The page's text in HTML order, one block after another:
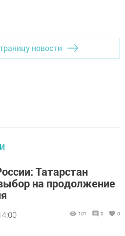
новости
Татарстан
на продолжение
101 0 0